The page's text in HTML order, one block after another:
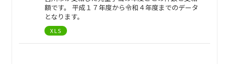
額です。 平成１７年度から令和４年度までのデータ
となります。
XLS